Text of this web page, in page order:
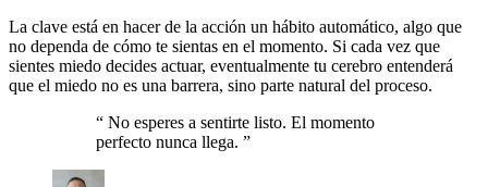
La clave está en hacer de la acción un hábito automático, algo que
no dependa de cómo te sientas en el momento. Si cada vez que
sientes miedo decides actuar, eventualmente tu cerebro entenderá
que el miedo no es una barrera, sino parte natural del proceso.
“ No esperes a sentirte listo. El momento
perfecto nunca llega. ”